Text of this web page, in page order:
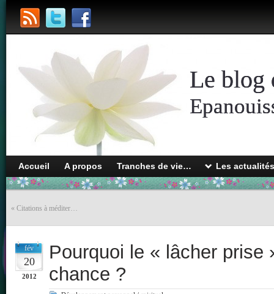
Le blog
Accueil A propos Tranches de vie… Les
« Citations à méditer…
fév
20
2012
Pourquoi le « lâcher prise
chance ?